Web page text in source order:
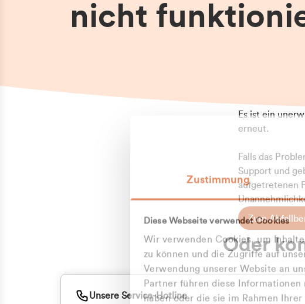
Zustimmung
Diese Webseite verwendet Cookies
Wir verwenden Cookies, um
zu können und die Zugriffe auf
Verwendung unserer Website an
Partner führen diese
haben oder die sie im Rahmen
Zu
nicht
Es ist ein
erneut.
Falls das
Support und
aufgetretenen
Zum
Oder
Unsere Service-Hotline